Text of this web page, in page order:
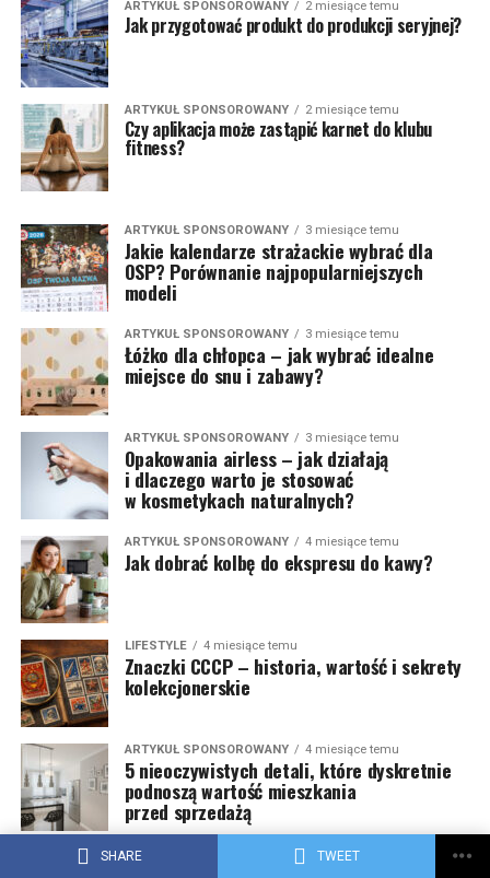
SHARE TWEET
ARTYKUŁ SPONSOROWANY 2 miesiące temu
Jak przygotować produkt do produkcji seryjnej?
ARTYKUŁ SPONSOROWANY 2 miesiące temu
Czy aplikacja może zastąpić karnet do klubu
fitness?
ARTYKUŁ SPONSOROWANY 3 miesiące temu
Jakie kalendarze strażackie wybrać dla
OSP? Porównanie najpopularniejszych
modeli
ARTYKUŁ SPONSOROWANY 3 miesiące temu
Łóżko dla chłopca – jak wybrać idealne
miejsce do snu i zabawy?
ARTYKUŁ SPONSOROWANY 3 miesiące temu
Opakowania airless – jak działają
i dlaczego warto je stosować
w kosmetykach naturalnych?
ARTYKUŁ SPONSOROWANY 4 miesiące temu
Jak dobrać kolbę do ekspresu do kawy?
LIFESTYLE 4 miesiące temu
Znaczki CCCP – historia, wartość i sekrety
kolekcjonerskie
ARTYKUŁ SPONSOROWANY 4 miesiące temu
5 nieoczywistych detali, które dyskretnie
podnoszą wartość mieszkania
przed sprzedażą
ARTYKUŁ SPONSOROWANY 4 miesiące temu